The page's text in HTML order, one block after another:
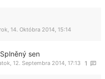
14. Októbra 2014, 15:14
sen
1
12. Septembra 2014, 17:13